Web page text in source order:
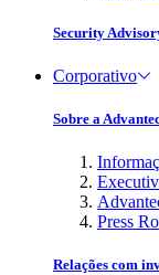
Security
Corporativo
Sobre a
Press
Relações com